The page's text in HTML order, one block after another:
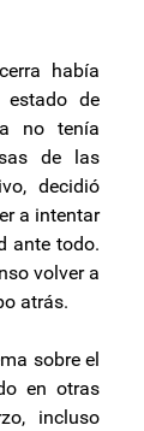
había
estado de
no tenía
de las
decidió
a intentar
ante todo.
volver a
atrás.
sobre el
en otras
incluso